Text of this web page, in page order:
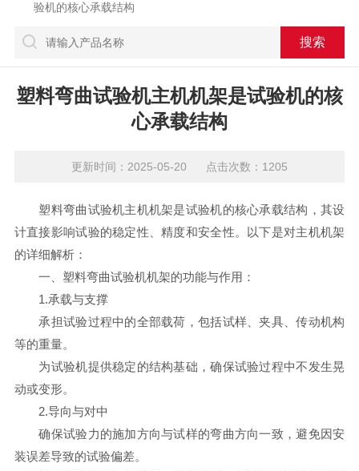
验机的核心承载结构
塑料弯曲试验机主机机架是试验机的核
心承载结构
更新时间：2025-05-20 点击次数：1205
塑料弯曲试验机主机机架是试验机的核心承载结构，其设
计直接影响试验的稳定性、精度和安全性。以下是对主机机架
的详细解析：
一、 塑料弯曲试验机机架的功能与作用：
1.承载与支撑
承担试验过程中的全部载荷，包括试样、夹具、传动机构
等的重量。
为试验机提供稳定的结构基础，确保试验过程中不发生晃
动或变形。
2.导向与对中
确保试验力的施加方向与试样的弯曲方向一致，避免因安
装误差导致的试验偏差。